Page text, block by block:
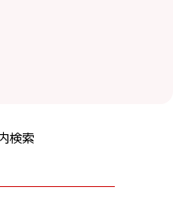
検索